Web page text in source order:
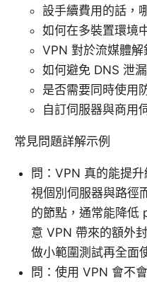
設手續費用的話，
如何在多裝置環境
VPN 對於流媒體解
如何避免 DNS 泄漏
是否需要同時使用
自訂伺服器與商用
常見問題詳解示例
問：VPN 真的能提
視個別伺服器與路徑
的節點，通常能降低
意 VPN 帶來的額外
做小範圍測試再全面
問：使用 VPN 會不